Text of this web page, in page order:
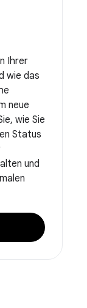
Ihrer
wie das
neue
wie Sie
Status
und